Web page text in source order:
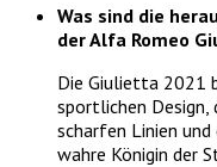
Was sind die
der Alfa Romeo
Die Giulietta 2021
sportlichen Design,
scharfen Linien
wahre Königin der